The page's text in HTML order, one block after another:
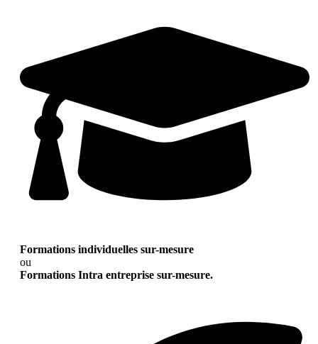
Formations individuelles sur-mesure
ou
Formations Intra entreprise sur-mesure.